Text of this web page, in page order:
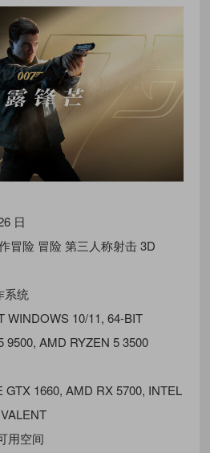
日
冒险 冒险 第三人称射击 3D
系统
WINDOWS 10/11, 64-BIT
9500, AMD RYZEN 5 3500
GTX 1660, AMD RX 5700, INTEL
用空间